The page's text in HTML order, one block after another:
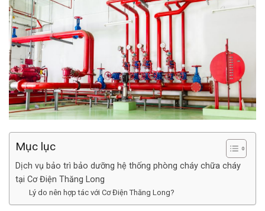
Mục lục
Dịch vụ bảo trì bảo dưỡng hệ thống phòng cháy chữa cháy
tại Cơ Điện Thăng Long
Lý do nên hợp tác với Cơ Điện Thăng Long?